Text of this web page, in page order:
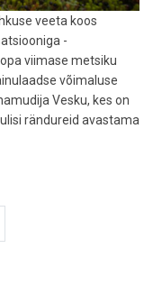
veeta koos
-
viimase metsiku
võimaluse
Vesku, kes on
rändureid avastama